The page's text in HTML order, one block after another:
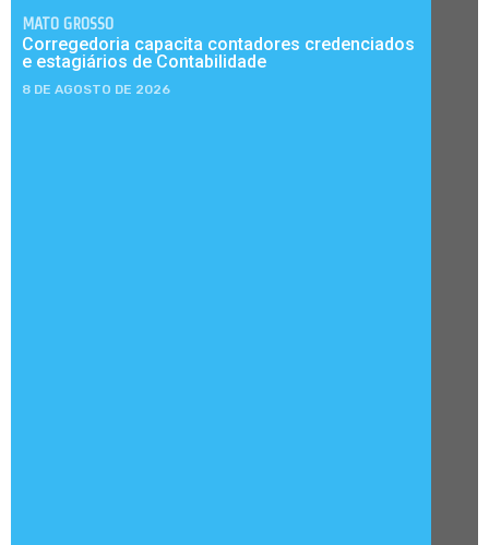
MATO GROSSO
Corregedoria capacita contadores credenciados
e estagiários de Contabilidade
8 DE AGOSTO DE 2026